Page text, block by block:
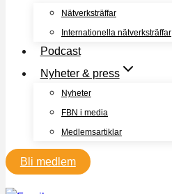
Nätverksträffar
Internationella nätverksträffar
Podcast
Nyheter & press
Nyheter
FBN i media
Medlemsartiklar
Bli medlem